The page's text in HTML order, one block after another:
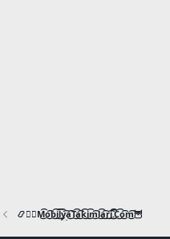
📿🧙‍♂️M͜͡o͜͡b͜͡i͜͡l͜͡y͜͡a͜͡T͜͡a͜͡k͜͡i͜͡m͜͡l͜͡a͜͡r͜͡i͜͡.͜͡C͜͡o͜͡m͜͡🦉